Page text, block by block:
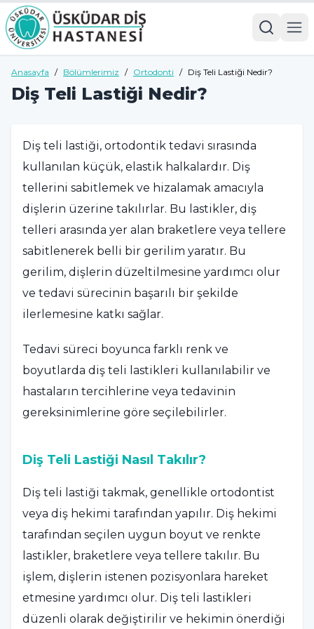
Anasayfa / Bölümlerimiz / Ortodonti / Diş Teli Lastiği Nedir?
Diş Teli Lastiği Nedir?
Diş teli lastiği, ortodontik tedavi sırasında
kullanılan küçük, elastik halkalardır. Diş
tellerini sabitlemek ve hizalamak amacıyla
dişlerin üzerine takılırlar. Bu lastikler, diş
telleri arasında yer alan braketlere veya tellere
sabitlenerek belli bir gerilim yaratır. Bu
gerilim, dişlerin düzeltilmesine yardımcı olur
ve tedavi sürecinin başarılı bir şekilde
ilerlemesine katkı sağlar.
Tedavi süreci boyunca farklı renk ve
boyutlarda diş teli lastikleri kullanılabilir ve
hastaların tercihlerine veya tedavinin
gereksinimlerine göre seçilebilirler.
Diş Teli Lastiği Nasıl Takılır?
Diş teli lastiği takmak, genellikle ortodontist
veya diş hekimi tarafından yapılır. Diş hekimi
tarafından seçilen uygun boyut ve renkte
lastikler, braketlere veya tellere takılır. Bu
işlem, dişlerin istenen pozisyonlara hareket
etmesine yardımcı olur. Diş teli lastikleri
düzenli olarak değiştirilir ve hekimin önerdiği